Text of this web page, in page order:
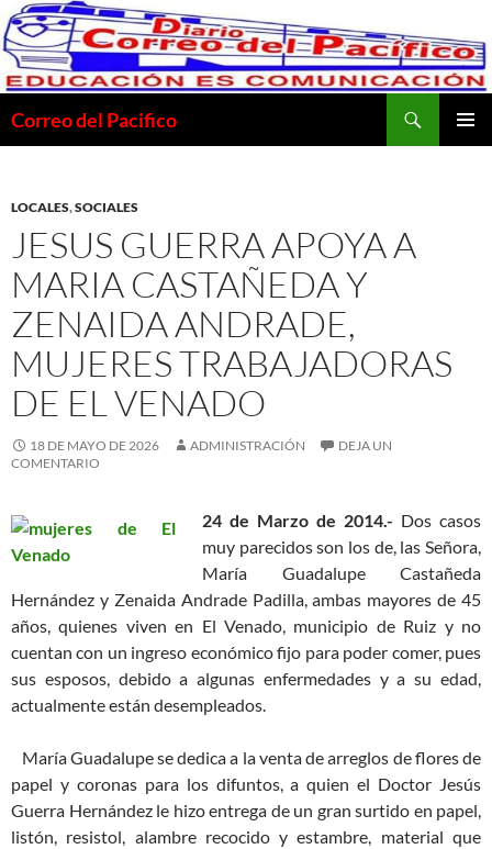
Saltar
al
contenido
Correo del Pacifico
LOCALES,SOCIALES
JESUS GUERRA APOYA A
MARIA CASTAÑEDA Y
ZENAIDA ANDRADE,
MUJERES TRABAJADORAS
DE EL VENADO
18 DE MAYO DE 2026 ADMINISTRACIÓN
DEJA UN
COMENTARIO
24 de Marzo de 2014.- Dos casos
muy parecidos son los de, las Señora,
María Guadalupe Castañeda
Hernández y Zenaida Andrade Padilla, ambas mayores de 45
años, quienes viven en El Venado, municipio de Ruiz y no
cuentan con un ingreso económico fijo para poder comer, pues
sus esposos, debido a algunas enfermedades y a su edad,
actualmente están desempleados.
María Guadalupe se dedica a la venta de arreglos de flores de
papel y coronas para los difuntos, a quien el Doctor Jesús
Guerra Hernández le hizo entrega de un gran surtido en papel,
listón, resistol, alambre recocido y estambre, material que